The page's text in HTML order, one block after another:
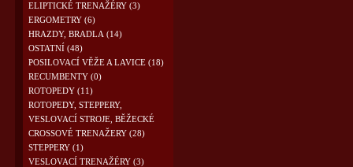
ELIPTICKÉ TRENAŽÉRY (3)
ERGOMETRY (6)
HRAZDY, BRADLA (14)
OSTATNÍ (48)
POSILOVACÍ VĚŽE A LAVICE (18)
RECUMBENTY (0)
ROTOPEDY (11)
ROTOPEDY, STEPPERY,
VESLOVACÍ STROJE, BĚŽECKÉ
CROSSOVÉ TRENAŽERY (28)
STEPPERY (1)
VESLOVACÍ TRENAŽÉRY (3)